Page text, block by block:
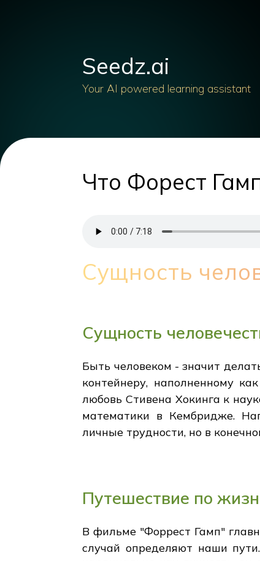
Seedz.ai
Your AI powered learning assistant
Что Форест
Сущность
Сущность
Быть человеком - значит
контейнеру, наполненному
любовь Стивена Хокинга к
математики в Кембридже.
личные трудности, но в
Путешествие по
В фильме "Форрест Гамп"
случай определяют наши